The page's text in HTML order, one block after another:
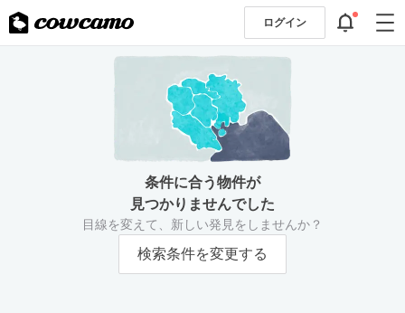
ログイン
条件に合う物件が
見つかりませんでした
目線を変えて、新しい発見をしませんか？
検索条件を変更する